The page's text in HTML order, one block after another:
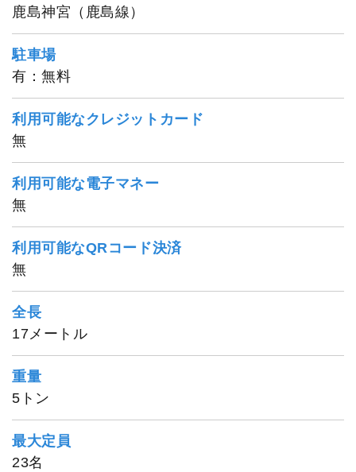
鹿島神宮（鹿島線）
駐車場
有：無料
利用可能なクレジットカード
無
利用可能な電子マネー
無
利用可能なQRコード決済
無
全長
17メートル
重量
5トン
最大定員
23名